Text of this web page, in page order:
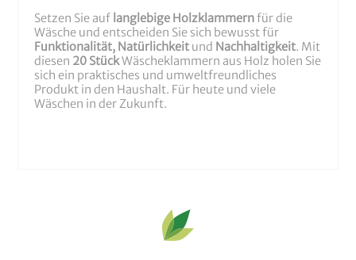
Setzen Sie auf langlebige Holzklammernfür die
Wäsche und entscheiden Sie sich bewusst für
Funktionalität, Natürlichkeit und Nachhaltigkeit. Mit
diesen 20 StückWäscheklammern aus Holz holen Sie
sich ein praktisches und umweltfreundliches
Produkt in den Haushalt. Für heute und viele
Wäschen in der Zukunft.